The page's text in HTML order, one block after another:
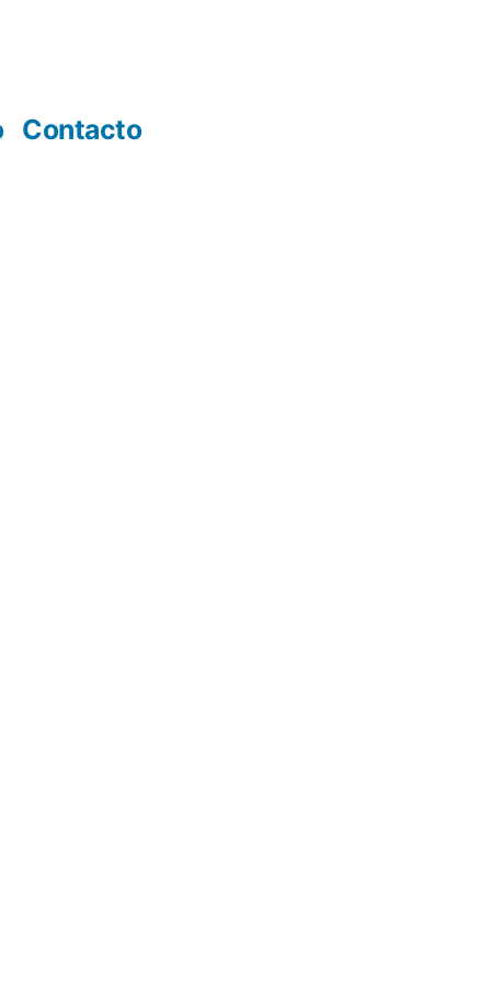
Contacto